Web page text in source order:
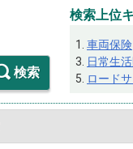
検索
検索上位
車両保険
日常生
ロード